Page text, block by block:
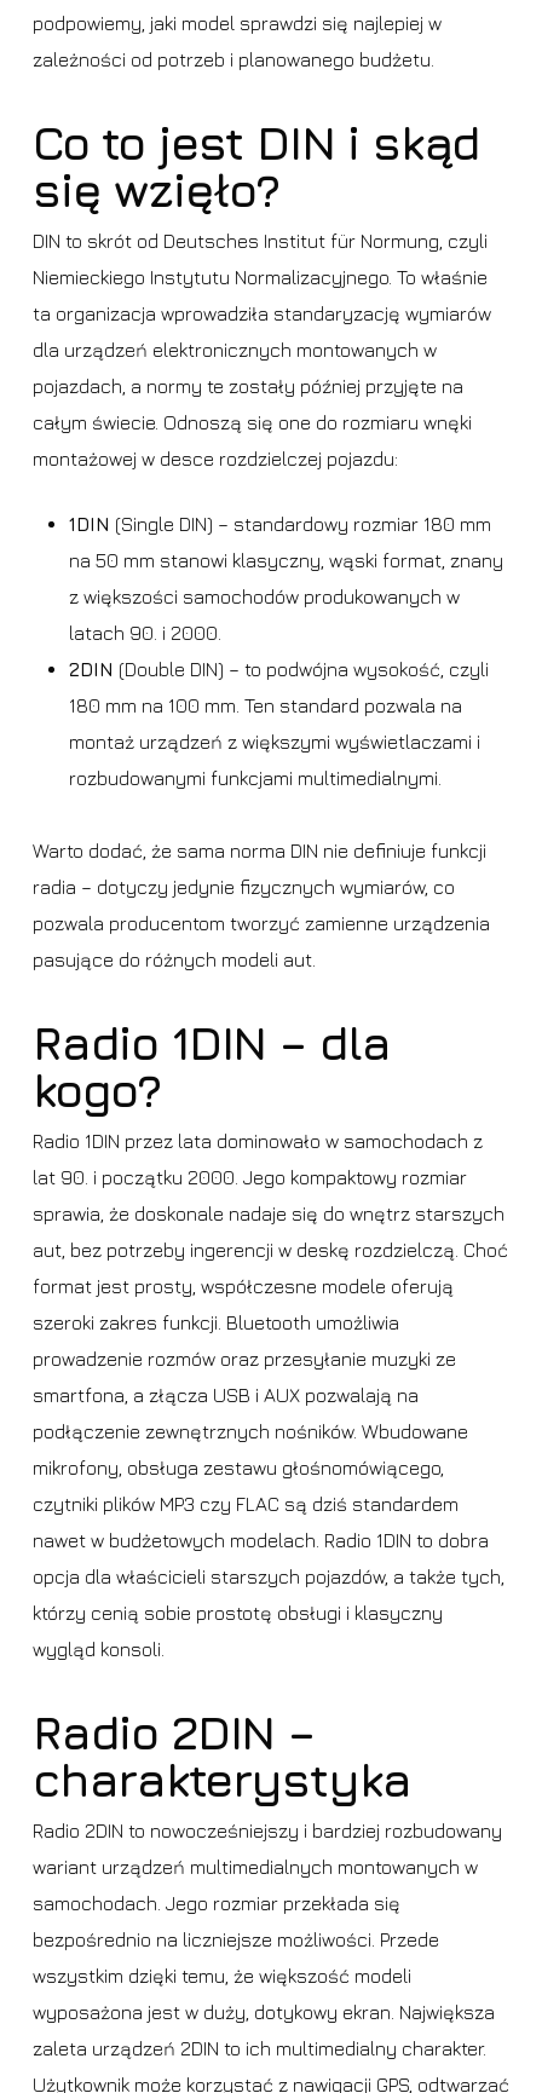
podpowiemy, jaki model sprawdzi się najlepiej w
zależności od potrzeb i planowanego budżetu.
Co to jest DIN i skąd
się wzięło?
DIN to skrót od Deutsches Institut für Normung, czyli
Niemieckiego Instytutu Normalizacyjnego. To właśnie
ta organizacja wprowadziła standaryzację wymiarów
dla urządzeń elektronicznych montowanych w
pojazdach, a normy te zostały później przyjęte na
całym świecie. Odnoszą się one do rozmiaru wnęki
montażowej w desce rozdzielczej pojazdu:
1DIN (Single DIN) – standardowy rozmiar 180 mm
na 50 mm stanowi klasyczny, wąski format, znany
z większości samochodów produkowanych w
latach 90. i 2000.
2DIN (Double DIN) – to podwójna wysokość, czyli
180 mm na 100 mm. Ten standard pozwala na
montaż urządzeń z większymi wyświetlaczami i
rozbudowanymi funkcjami multimedialnymi.
Warto dodać, że sama norma DIN nie definiuje funkcji
radia – dotyczy jedynie fizycznych wymiarów, co
pozwala producentom tworzyć zamienne urządzenia
pasujące do różnych modeli aut.
Radio 1DIN – dla
kogo?
Radio 1DIN przez lata dominowało w samochodach z
lat 90. i początku 2000. Jego kompaktowy rozmiar
sprawia, że doskonale nadaje się do wnętrz starszych
aut, bez potrzeby ingerencji w deskę rozdzielczą. Choć
format jest prosty, współczesne modele oferują
szeroki zakres funkcji. Bluetooth umożliwia
prowadzenie rozmów oraz przesyłanie muzyki ze
smartfona, a złącza USB i AUX pozwalają na
podłączenie zewnętrznych nośników. Wbudowane
mikrofony, obsługa zestawu głośnomówiącego,
czytniki plików MP3 czy FLAC są dziś standardem
nawet w budżetowych modelach. Radio 1DIN to dobra
opcja dla właścicieli starszych pojazdów, a także tych,
którzy cenią sobie prostotę obsługi i klasyczny
wygląd konsoli.
Radio 2DIN –
charakterystyka
Radio 2DIN to nowocześniejszy i bardziej rozbudowany
wariant urządzeń multimedialnych montowanych w
samochodach. Jego rozmiar przekłada się
bezpośrednio na liczniejsze możliwości. Przede
wszystkim dzięki temu, że większość modeli
wyposażona jest w duży, dotykowy ekran. Największa
zaleta urządzeń 2DIN to ich multimedialny charakter.
Użytkownik może korzystać z nawigacji GPS, odtwarzać